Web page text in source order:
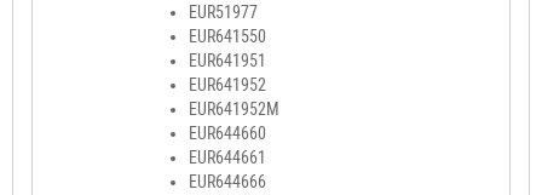
EUR51977
EUR641550
EUR641951
EUR641952
EUR641952M
EUR644660
EUR644661
EUR644666